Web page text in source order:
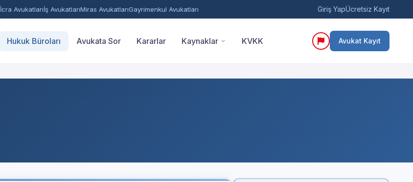
İcra Avukatlarıİş AvukatlarıMiras AvukatlarıGayrimenkul Avukatları Giriş YapÜcretsiz Kayıt
Hukuk Büroları Avukata Sor Kararlar Kaynaklar KVKK Avukat Kayıt